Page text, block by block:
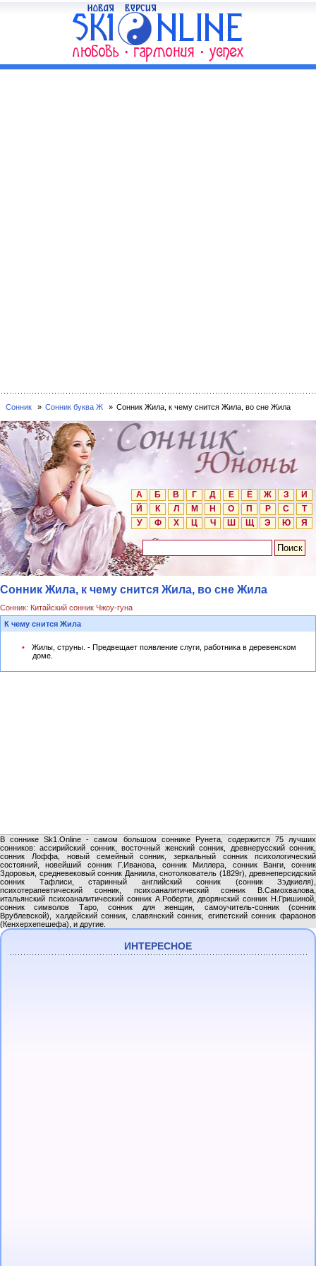
Сонник Сонник буква Ж Сонник Жила, к чему снится Жила, во сне Жила
А Б В Г Д Е Ё Ж З
И
Й
К Л М Н О П Р С
Т
У
Ф Х Ц Ч Ш Щ Э Ю Я
Сонник Жила, к чему снится Жила, во сне Жила
Сонник: Китайский сонник Чжоу-гуна
К чему снится Жила
Жилы, струны. - Предвещает появление слуги, работника в деревенском
доме.
В соннике Sk1.Online - самом большом соннике Рунета, содержится 75 лучших
сонников: ассирийский сонник, восточный женский сонник, древнерусский сонник,
сонник Лоффа, новый семейный сонник, зеркальный сонник психологический
состояний, новейший сонник Г.Иванова, сонник Миллера, сонник Ванги, сонник
Здоровья, средневековый сонник Даниила, снотолкователь (1829г), древнеперсидский
сонник Тафлиси, старинный английский сонник (сонник Зэдкиеля),
психотерапевтический сонник, психоаналитический сонник В.Самохвалова,
итальянский психоаналитический сонник А.Роберти, дворянский сонник Н.Гришиной,
сонник символов Таро, сонник для женщин, самоучитель-сонник (сонник
Врублевской), халдейский сонник, славянский сонник, египетский сонник фараонов
(Кенхерхепешефа), и другие.
ИНТЕРЕСНОЕ